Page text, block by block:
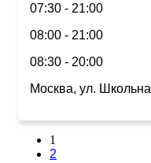
07:30 - 21:00
08:00 - 21:00
08:30 - 20:00
Москва, ул.
1
2